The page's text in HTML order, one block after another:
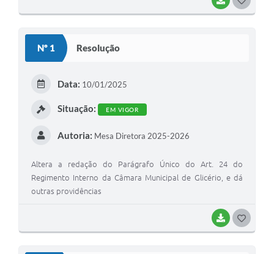
Nº 1 Resolução
BAIXAR
Data: 10/01/2025
Situação: EM VIGOR
Autoria: Mesa Diretora 2025-2026
Altera a redação do Parágrafo Único do Art. 24 do
Regimento Interno da Câmara Municipal de Glicério, e dá
outras providências